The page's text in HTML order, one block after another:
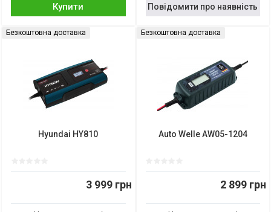
Купити Повідомити про наявність
Безкоштовна доставка
Hyundai HY810
3 999 грн
Безкоштовна доставка
Auto Welle AW05-1204
2 899 грн